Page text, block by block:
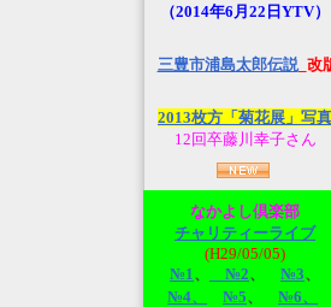
（2014年6月22日YTV）
三豊市浦島太郎伝説_改
2013枚方「菊花展」写真
12回卒藤川幸子さん
なかよし倶楽部
チャリティーライブ
(H29/05/05)
№1、 №2、 №3、
№4、
№5、 №6、